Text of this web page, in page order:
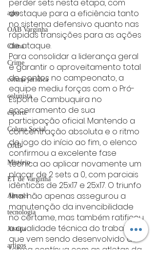
agro
OAB Varginha
Clima
Crime
coluna juridica
colunista
esporte
Coluna Social
OAB
Mistério
ET de Varginha
Abrasel
tecnologia
Justiça
artigos
perder sets nesta etapa, com
destaque para a eficiência tanto
no sistema defensivo quanto nas
rápidas transições para as ações
de ataque.
Para consolidar a liderança geral
e garantir o aproveitamento total
de pontos no campeonato, a
equipe mediu forças com o Pró-
Esporte Cambuquira no
encerramento de sua
participação oficial. Mantendo a
concentração absoluta e o ritmo
de jogo do início ao fim, o elenco
confirmou a excelente fase
técnica ao aplicar novamente um
placar de 2 sets a 0, com parciais
idênticas de 25x17 e 25x17. O triunfo
final não apenas assegurou a
manutenção da invencibilidade
no certame, mas também ratificou
a qualidade técnica do trabalho
que vem sendo desenvolvido de
forma contínua com as atletas da